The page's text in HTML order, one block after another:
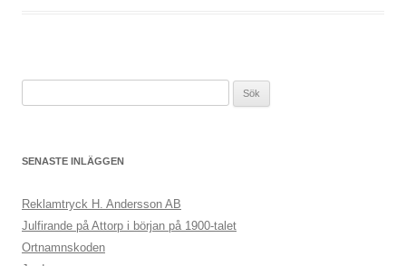
efter:
SENASTE INLÄGGEN
Reklamtryck H. Andersson AB
Julfirande på Attorp i början på 1900-talet
Ortnamnskoden